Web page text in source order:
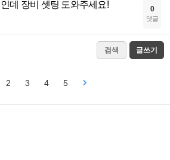
데 장비 셋팅 도와주세요! 0
댓글
검색 글쓰기
2 3 4 5